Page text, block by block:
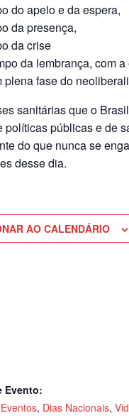
do apelo e da espera,
da presença,
da crise
da lembrança, com
plena fase do
sanitárias que o
políticas públicas e de
do que nunca se
desse dia.
AO CALENDÁRIO
Evento:
, Dias Nacionais,